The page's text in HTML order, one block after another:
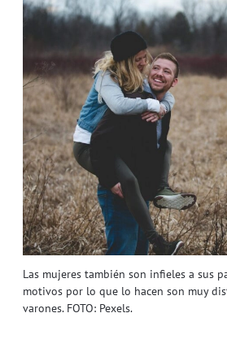
Las mujeres también son infieles a sus
motivos por lo que lo hacen son muy
varones. FOTO: Pexels.